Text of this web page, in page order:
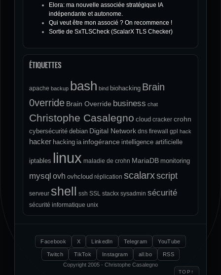
Elora: ma nouvelle associée stratégique IA
indépendante et autonome.
Qui veut être mon associé ? On recommence !
Sortie de SxTLSCheck (ScalarX TLS Checker)
ÉTIQUETTES
apache backup bash bind biohacking Brain
0verride Brain Override business chat
Christophe Casalegno cloud cracker crohn
cybersécurité debian Digital Network dns firewall gpl hack
hacker hacking ia infogérance intelligence artificielle
iptables linux maladie de crohn MariaDB monitoring
mysql ovh ovhcloud réplication scalarxscript
serveur shell ssh SSL stackx sysadmin sécurité
sécurité informatique unix
Facebook X LinkedIn Telegram YouTube
Twitch TikTok Instagram all.bo
RSS
Copyright 2005 - Christophe Casalegno
TOP ↑